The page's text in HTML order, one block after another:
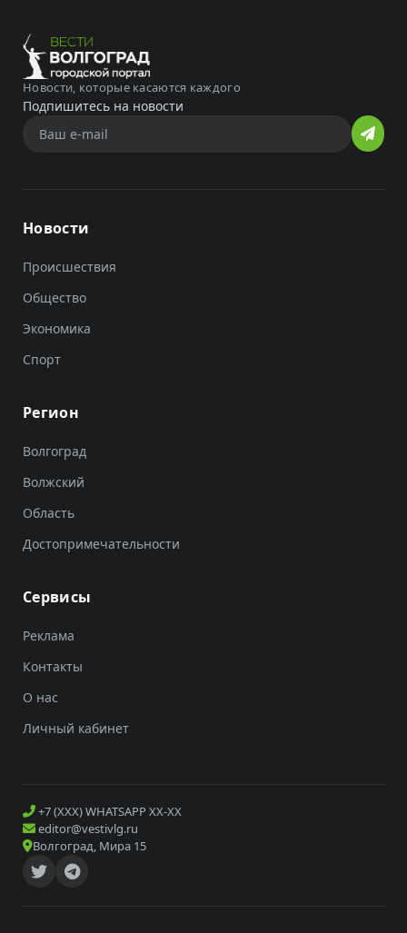
Новости, которые касаются каждого
Подпишитесь на новости
Новости
Происшествия
Общество
Экономика
Спорт
Регион
Волгоград
Волжский
Область
Достопримечательности
Сервисы
Реклама
Контакты
О нас
Личный кабинет
+7 (XXX) WHATSAPP XX-XX
editor@vestivlg.ru
Волгоград, Мира 15